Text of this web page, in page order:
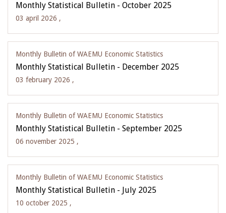
Monthly Statistical Bulletin - October 2025
03 april 2026 ,
Monthly Bulletin of WAEMU Economic Statistics
Monthly Statistical Bulletin - December 2025
03 february 2026 ,
Monthly Bulletin of WAEMU Economic Statistics
Monthly Statistical Bulletin - September 2025
06 november 2025 ,
Monthly Bulletin of WAEMU Economic Statistics
Monthly Statistical Bulletin - July 2025
10 october 2025 ,